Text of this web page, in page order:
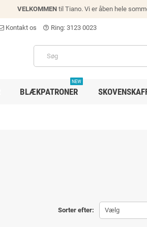
VELKOMMEN til Tiano. Vi er åben hele
Kontakt os help_outline Ring: 3123 0023
BLÆKPATRONER
NEW
Sorter efter: Vælg